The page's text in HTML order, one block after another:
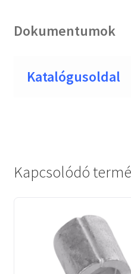
Dokumentumok
Katalógusoldal
Kapcsolódó